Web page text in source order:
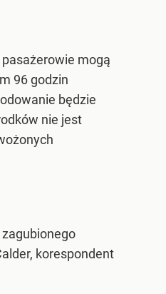
mogą
96 godzin
będzie
nie jest
korespondent